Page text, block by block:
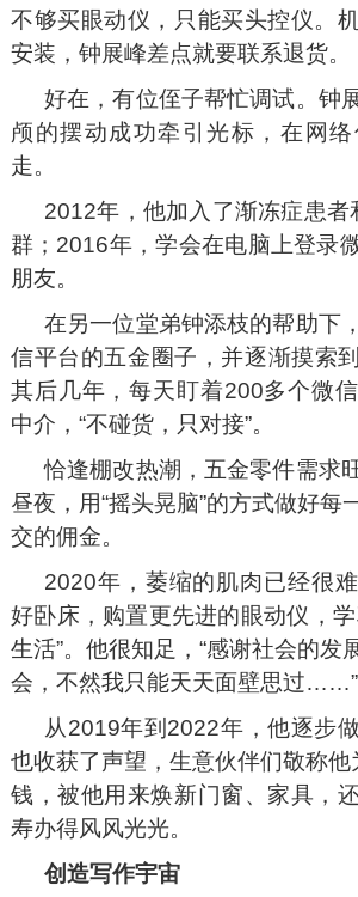
不够买眼动仪，只能买头控仪。
安装，钟展峰差点就要联系退货。
好在，有位侄子帮忙调试。钟
颅的摆动成功牵引光标，在网
走。
2012年，他加入了渐冻症患
群；2016年，学会在电脑上登录
朋友。
在另一位堂弟钟添枝的帮助下
信平台的五金圈子，并逐渐摸
其后几年，每天盯着200多个微
中介，“不碰货，只对接”。
恰逢棚改热潮，五金零件需求
昼夜，用“摇头晃脑”的方式做好每
交的佣金。
2020年，萎缩的肌肉已经很
好卧床，购置更先进的眼动仪，
生活”。他很知足，“感谢社会的发
会，不然我只能天天面壁思过……”
从2019年到2022年，他逐步
也收获了声望，生意伙伴们敬称他
钱，被他用来焕新门窗、家具，
寿办得风风光光。
创造写作宇宙